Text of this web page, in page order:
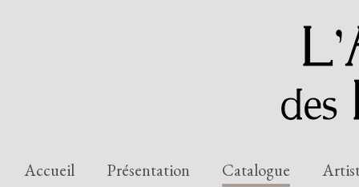
Accueil Présentation Catalogue